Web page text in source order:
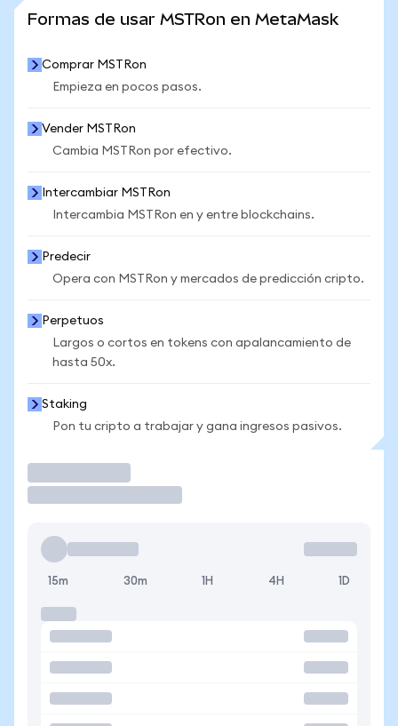
Formas de usar MSTRon en MetaMask
Comprar MSTRon
Empieza en pocos pasos.
Vender MSTRon
Cambia MSTRon por efectivo.
Intercambiar MSTRon
Intercambia MSTRon en y entre blockchains.
Predecir
Opera con MSTRon y mercados de predicción cripto.
Perpetuos
Largos o cortos en tokens con apalancamiento de
hasta 50x.
Staking
Pon tu cripto a trabajar y gana ingresos pasivos.
15m 30m 1H 4H 1D